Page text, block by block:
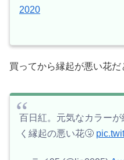
2020
買ってから縁起が悪い花だ
百日紅。元気なカラー
く縁起の悪い花🤧